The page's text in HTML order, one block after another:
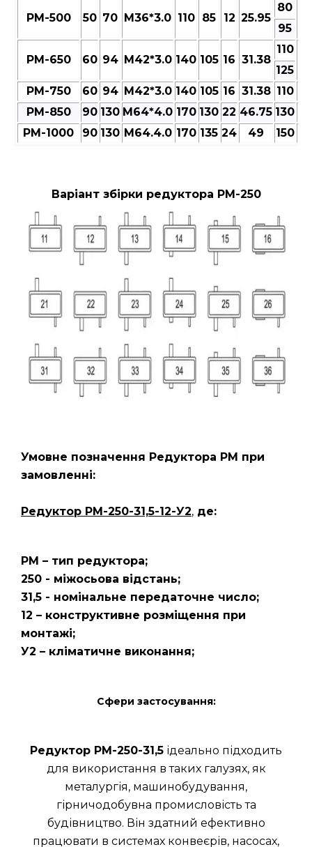
РМ-500 50 70 M36*3.0 110 85 12 25.95
80
95
РМ-650 60 94 M42*3.0 140 105 16 31.38
110
125
РМ-750
60 94 M42*3.0 140 105 16 31.38 110
РМ-850
90 130 M64*4.0 170 130 22 46.75 130
РМ-1000
90 130 M64.4.0 170 135 24 49 150
Варіант збірки редуктора РМ-250
Умовне позначення Редуктора РМ при
замовленні:
Редуктор РМ-250-31,5-12-У2, де:
РМ – тип редуктора;
250 - міжосьова відстань;
31,5 - номінальне передаточне число;
12 – конструктивне розміщення при
монтажі;
У2 – кліматичне виконання;
Сфери застосування:
Редуктор РМ-250-31,5 ідеально підходить
для використання в таких галузях, як
металургія, машинобудування,
гірничодобувна промисловість та
будівництво. Він здатний ефективно
працювати в системах конвеєрів, насосах,